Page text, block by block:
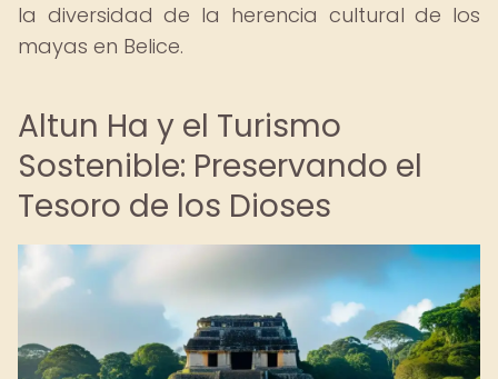
la diversidad de la herencia cultural de los
mayas en Belice.
Altun Ha y el Turismo
Sostenible: Preservando el
Tesoro de los Dioses